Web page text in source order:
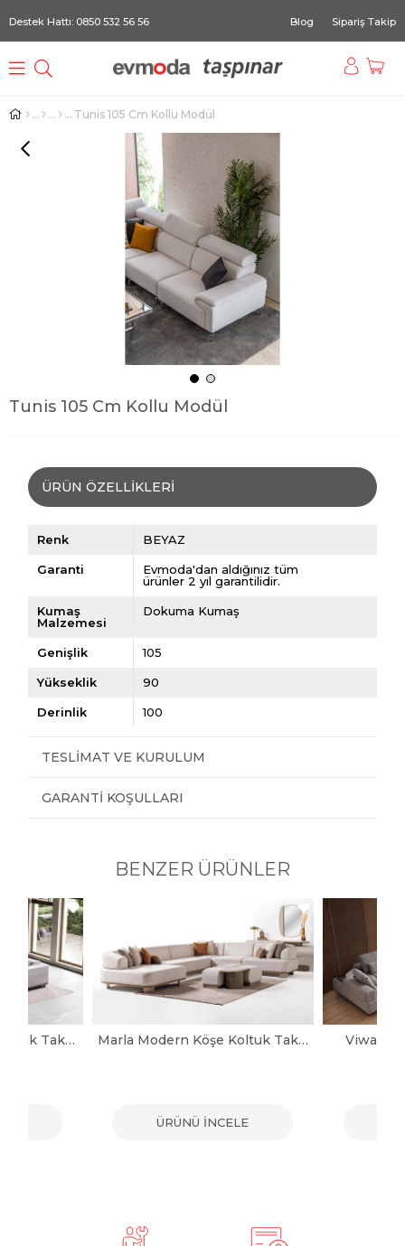
Destek Hattı: 0850 532 56 56 Blog Sipariş Takip
Tunis 105 Cm Kollu Modül
Tunis 105 Cm Kollu Modül
ÜRÜN ÖZELLIKLERI
Renk BEYAZ
Garanti
Evmoda'dan aldığınız tüm
ürünler 2 yıl garantilidir.
Kumaş
Malzemesi
Dokuma Kumaş
Genişlik 105
Yükseklik 90
Derinlik 100
TESLIMAT VE KURULUM
GARANTI KOŞULLARI
BENZER ÜRÜNLER
Noya Modern Köşe Koltuk Takımı Marla Modern Köşe Koltuk Takımı
ÜRÜNÜ İNCELE
Viwax